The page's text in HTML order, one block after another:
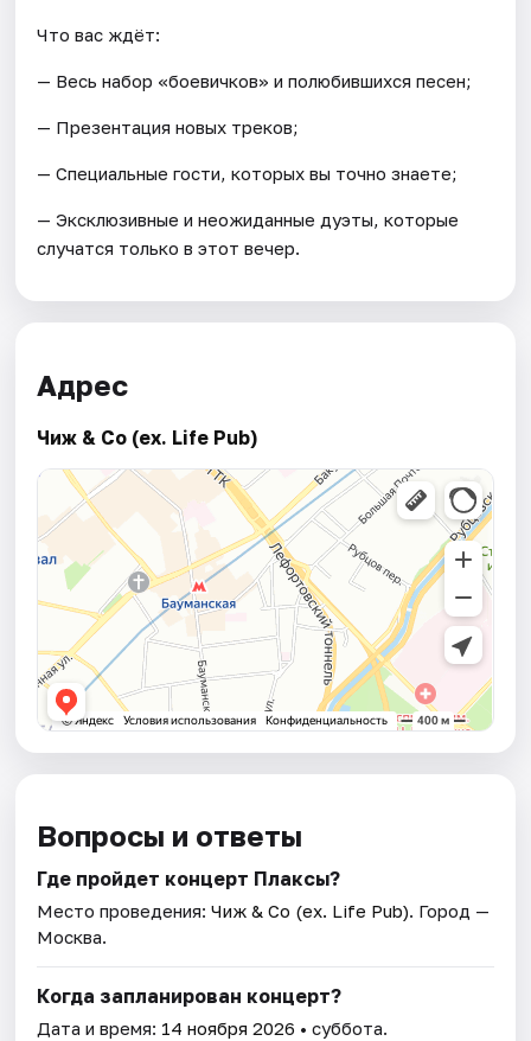
Что вас ждёт:
— Весь набор «боевичков» и полюбившихся песен;
— Презентация новых треков;
— Специальные гости, которых вы точно знаете;
— Эксклюзивные и неожиданные дуэты, которые
случатся только в этот вечер.
Адрес
Чиж & Co (ex. Life Pub)
Вопросы и ответы
Где пройдет концерт Плаксы?
Место проведения:Чиж & Co (ex. Life Pub). Город —
Москва.
Когда запланирован концерт?
Дата и время: 14 ноября 2026 • суббота.